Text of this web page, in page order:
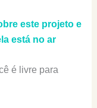
este projeto e
está no ar
é livre para